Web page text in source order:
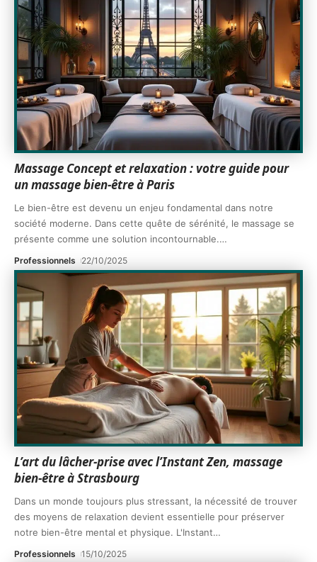
Massage Concept et relaxation : votre guide pour
un massage bien-être à Paris
Le bien-être est devenu un enjeu fondamental dans notre
société moderne. Dans cette quête de sérénité, le massage se
présente comme une solution incontournable.…
Professionnels 22/10/2025
L’art du lâcher-prise avec l’Instant Zen, massage
bien-être à Strasbourg
Dans un monde toujours plus stressant, la nécessité de trouver
des moyens de relaxation devient essentielle pour préserver
notre bien-être mental et physique. L'Instant…
Professionnels 15/10/2025